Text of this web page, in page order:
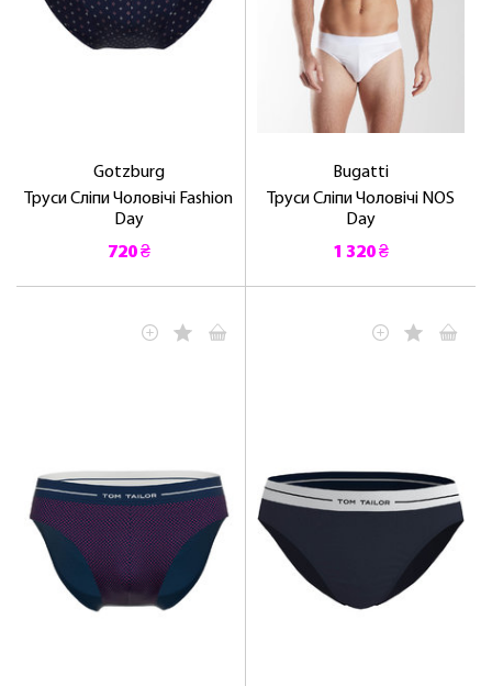
Gotzburg
Труси Сліпи Чоловічі Fashion
Day
720 ₴
Bugatti
Труси Сліпи Чоловічі NOS
Day
1 320 ₴